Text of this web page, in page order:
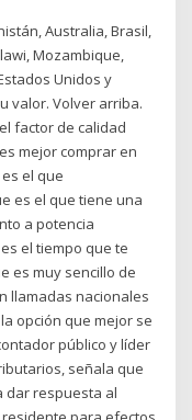
Australia, Brasil,
Mozambique,
Unidos y
valor. Volver arriba.
factor de calidad
mejor comprar en
es el que
es el que tiene una
a potencia
el tiempo que te
es muy sencillo de
llamadas nacionales
opción que mejor se
público y líder
señala que
dar respuesta al